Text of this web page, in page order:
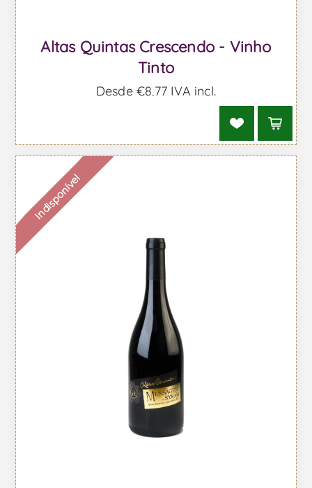
Altas Quintas Crescendo - Vinho
Tinto
Desde €8,77 IVA incl.
Indisponível